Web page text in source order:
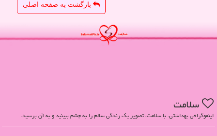
بازگشت به صفحه اصلی
سلامت
اینفوگرافی بهداشتی. با سلامت، تصویر یک زندگی سالم را به چشم ببینید و به آن برسید.